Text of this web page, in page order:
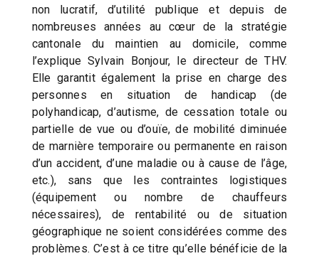
non lucratif, d’utilité publique et depuis de
nombreuses années au cœur de la stratégie
cantonale du maintien au domicile, comme
l’explique Sylvain Bonjour, le directeur de THV.
Elle garantit également la prise en charge des
personnes en situation de handicap (de
polyhandicap, d’autisme, de cessation totale ou
partielle de vue ou d’ouïe, de mobilité diminuée
de marnière temporaire ou permanente en raison
d’un accident, d’une maladie ou à cause de l’âge,
etc.), sans que les contraintes logistiques
(équipement ou nombre de chauffeurs
nécessaires), de rentabilité ou de situation
géographique ne soient considérées comme des
problèmes. C’est à ce titre qu’elle bénéficie de la